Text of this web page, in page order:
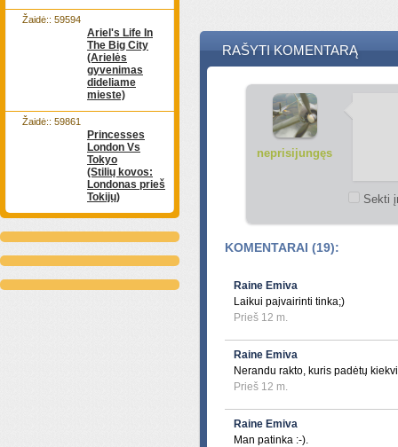
Ariel's Life In
The Big City
(Arielės
gyvenimas
dideliame
mieste)
Žaidė:: 59594
Princesses
London Vs
Tokyo
(Stilių kovos:
Londonas prieš
Tokijų)
Žaidė:: 59861
RAŠYTI KOMENTARĄ
neprisijungęs
Sekti
KOMENTARAI (19):
Raine Emiva
Laikui paįvairinti tinka;)
Prieš 12 m.
Raine Emiva
Nerandu rakto, kuris padėtų
Prieš 12 m.
Raine Emiva
Man patinka :-).